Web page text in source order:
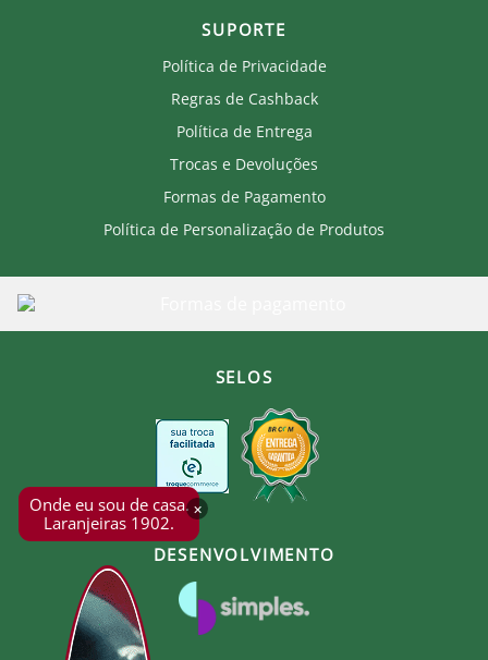
×
Onde eu sou de casa.
Laranjeiras 1902.
SUPORTE
Política de Privacidade
Regras de Cashback
Política de Entrega
Trocas e Devoluções
Formas de Pagamento
Política de Personalização de Produtos
SELOS
DESENVOLVIMENTO